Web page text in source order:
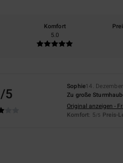
Komfort
5.0
/5 Sophie14.
Zu große
Original anzeigen -
Komfort: 5/5 Preis-